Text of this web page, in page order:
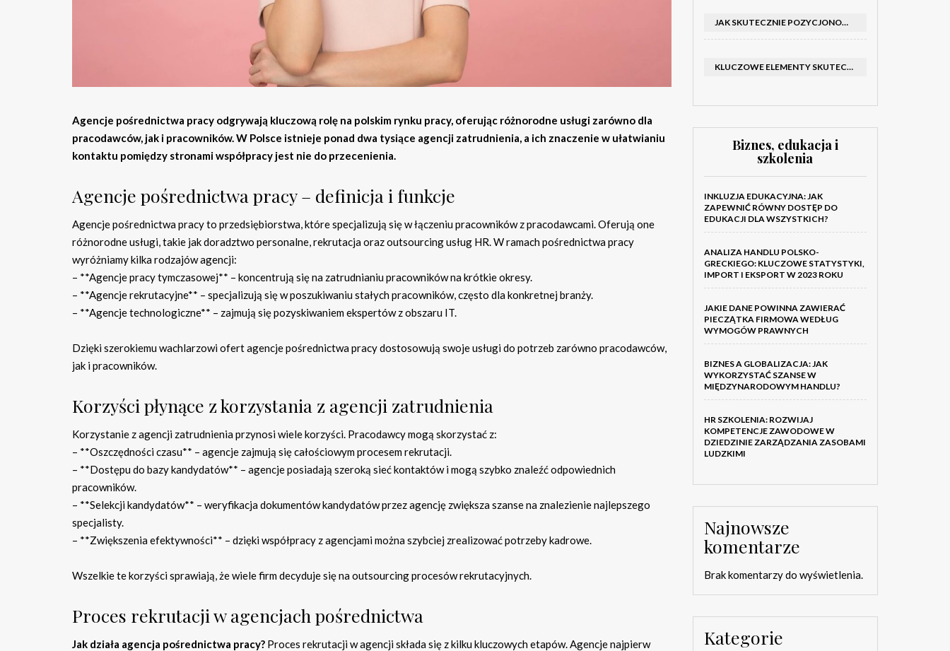
Agencje pośrednictwa pracy odgrywają kluczową rolę na polskim rynku pracy, oferując różnorodne usługi zarówno dla
pracodawców, jak i pracowników. W Polsce istnieje ponad dwa tysiące agencji zatrudnienia, a ich znaczenie w ułatwianiu
kontaktu pomiędzy stronami współpracy jest nie do przecenienia.
Agencje pośrednictwa pracy – definicja i funkcje
Agencje pośrednictwa pracy to przedsiębiorstwa, które specjalizują się w łączeniu pracowników z pracodawcami. Oferują one
różnorodne usługi, takie jak doradztwo personalne, rekrutacja oraz outsourcing usług HR. W ramach pośrednictwa pracy
wyróżniamy kilka rodzajów agencji:
– **Agencje pracy tymczasowej** – koncentrują się na zatrudnianiu pracowników na krótkie okresy.
– **Agencje rekrutacyjne** – specjalizują się w poszukiwaniu stałych pracowników, często dla konkretnej branży.
– **Agencje technologiczne** – zajmują się pozyskiwaniem ekspertów z obszaru IT.
Dzięki szerokiemu wachlarzowi ofert agencje pośrednictwa pracy dostosowują swoje usługi do potrzeb zarówno pracodawców,
jak i pracowników.
Korzyści płynące z korzystania z agencji zatrudnienia
Korzystanie z agencji zatrudnienia przynosi wiele korzyści. Pracodawcy mogą skorzystać z:
– **Oszczędności czasu** – agencje zajmują się całościowym procesem rekrutacji.
– **Dostępu do bazy kandydatów** – agencje posiadają szeroką sieć kontaktów i mogą szybko znaleźć odpowiednich
pracowników.
– **Selekcji kandydatów** – weryfikacja dokumentów kandydatów przez agencję zwiększa szanse na znalezienie najlepszego
specjalisty.
– **Zwiększenia efektywności** – dzięki współpracy z agencjami można szybciej zrealizować potrzeby kadrowe.
Wszelkie te korzyści sprawiają, że wiele firm decyduje się na outsourcing procesów rekrutacyjnych.
Proces rekrutacji w agencjach pośrednictwa
Jak działa agencja pośrednictwa pracy? Proces rekrutacji w agencji składa się z kilku kluczowych etapów. Agencje najpierw
JAK SKUTECZNIE POZYCJONOWAĆ SKLEP SHOPER: KLUCZOWE KROKI I STRATEGIE
KLUCZOWE ELEMENTY SKUTECZNEGO KATALOGU FIRMOWEGO I BROSZURY
Biznes, edukacja i
szkolenia
INKLUZJA EDUKACYJNA: JAK
ZAPEWNIĆ RÓWNY DOSTĘP DO
EDUKACJI DLA WSZYSTKICH?
ANALIZA HANDLU POLSKO-
GRECKIEGO: KLUCZOWE STATYSTYKI,
IMPORT I EKSPORT W 2023 ROKU
JAKIE DANE POWINNA ZAWIERAĆ
PIECZĄTKA FIRMOWA WEDŁUG
WYMOGÓW PRAWNYCH
BIZNES A GLOBALIZACJA: JAK
WYKORZYSTAĆ SZANSE W
MIĘDZYNARODOWYM HANDLU?
HR SZKOLENIA: ROZWIJAJ
KOMPETENCJE ZAWODOWE W
DZIEDZINIE ZARZĄDZANIA ZASOBAMI
LUDZKIMI
Najnowsze
komentarze
Brak komentarzy do wyświetlenia.
Kategorie